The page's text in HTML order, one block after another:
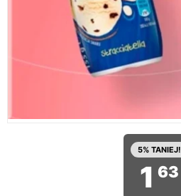
5% TANIEJ!
1 63